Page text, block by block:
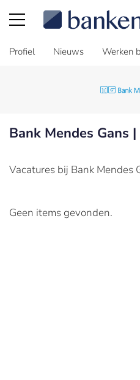
Profiel Nieuws Werken
Bank Mendes Gans |
Vacatures bij Bank Mendes
Geen items gevonden.